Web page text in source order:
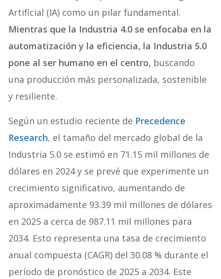
Artificial (IA) como un pilar fundamental.
Mientras que la Industria 4.0 se enfocaba en la
automatización y la eficiencia, la Industria 5.0
pone al ser humano en el centro, buscando
una producción más personalizada, sostenible
y resiliente.
Según un estudio reciente de Precedence
Research, el tamaño del mercado global de la
Industria 5.0 se estimó en 71.15 mil millones de
dólares en 2024 y se prevé que experimente un
crecimiento significativo, aumentando de
aproximadamente 93.39 mil millones de dólares
en 2025 a cerca de 987.11 mil millones para
2034. Esto representa una tasa de crecimiento
anual compuesta (CAGR) del 30.08 % durante el
período de pronóstico de 2025 a 2034. Este